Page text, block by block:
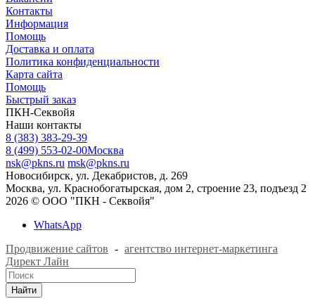
Контакты
Информация
Помощь
Доставка и оплата
Политика конфиденциальности
Карта сайта
Помощь
Быстрый заказ
ПКН-Секвойя
Наши контакты
8 (383) 383-29-39
8 (499) 553-02-00Москва
nsk@pkns.ru msk@pkns.ru
Новосибирск, ул. Декабристов, д. 269
Москва, ул. Краснобогатырская, дом 2, строение 23, подъезд 2
2026 © ООО "ПКН - Секвойя"
WhatsApp
Продвижение сайтов - агентство интернет-маркетинга
Директ Лайн
Найти